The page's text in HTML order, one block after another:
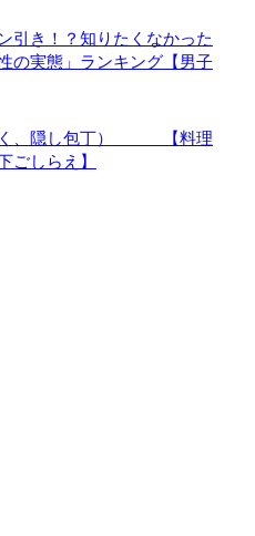
引き！？知りたくなかった
の実態」ランキング【男子
く、隠し包丁） 【料理
ごしらえ】